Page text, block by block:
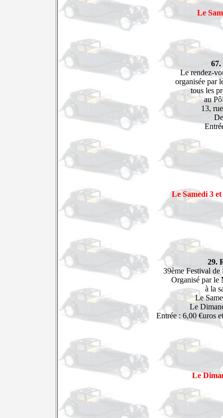
Le
67.
Le rendez-
organisée par
tous les
au
13,
Le Samedi 3
29.
39ème Festival
Organisé par le
à la
Le
Le
Entrée : 6,00 €uros
Le